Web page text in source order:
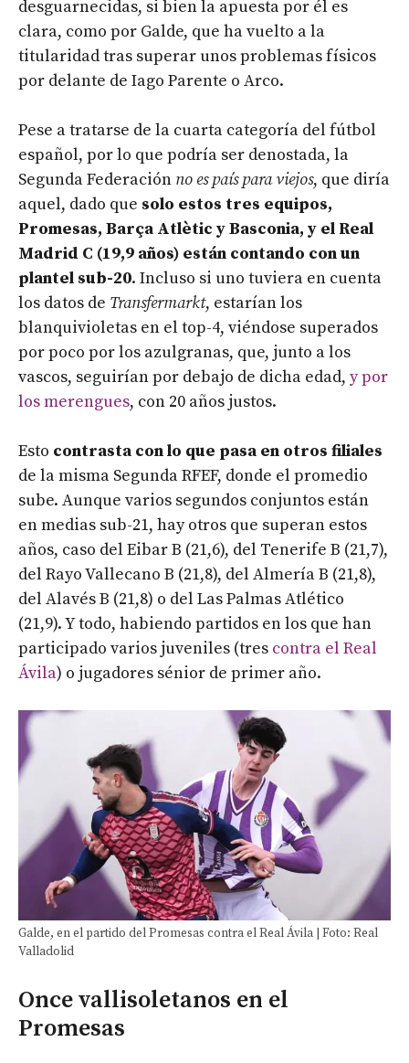
desguarnecidas, si bien la apuesta por él es
clara, como por Galde, que ha vuelto a la
titularidad tras superar unos problemas físicos
por delante de Iago Parente o Arco.
Pese a tratarse de la cuarta categoría del fútbol
español, por lo que podría ser denostada, la
Segunda Federación no es país para viejos, que diría
aquel, dado que solo estos tres equipos,
Promesas, Barça Atlètic y Basconia, y el Real
Madrid C (19,9 años) están contando con un
plantel sub-20. Incluso si uno tuviera en cuenta
los datos de Transfermarkt, estarían los
blanquivioletas en el top-4, viéndose superados
por poco por los azulgranas, que, junto a los
vascos, seguirían por debajo de dicha edad, y por
los merengues, con 20 años justos.
Esto contrasta con lo que pasa en otros filiales
de la misma Segunda RFEF, donde el promedio
sube. Aunque varios segundos conjuntos están
en medias sub-21, hay otros que superan estos
años, caso del Eibar B (21,6), del Tenerife B (21,7),
del Rayo Vallecano B (21,8), del Almería B (21,8),
del Alavés B (21,8) o del Las Palmas Atlético
(21,9). Y todo, habiendo partidos en los que han
participado varios juveniles (tres contra el Real
Ávila) o jugadores sénior de primer año.
Galde, en el partido del Promesas contra el Real Ávila | Foto: Real
Valladolid
Once vallisoletanos en el
Promesas